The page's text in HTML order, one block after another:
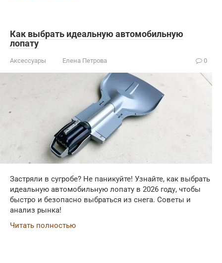
Как выбрать идеальную автомобильную
лопату
Аксессуары Елена Петрова 0
Застряли в сугробе? Не паникуйте! Узнайте, как выбрать
идеальную автомобильную лопату в 2026 году, чтобы
быстро и безопасно выбраться из снега. Советы и
анализ рынка!
Читать полностью